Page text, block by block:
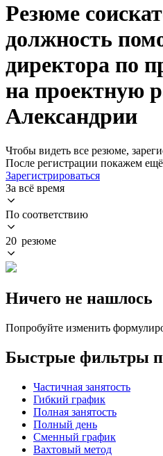
Резюме
должность
директора по
на проектную
Александрии
Чтобы видеть все резюме,
После регистрации покажем
Зарегистрироваться
За всё время
По соответствию
20 резюме
Ничего не нашлось
Попробуйте изменить
Быстрые фильтры
Частичная занятость
Гибкий график
Полная занятость
Полный день
Сменный график
Вахтовый метод